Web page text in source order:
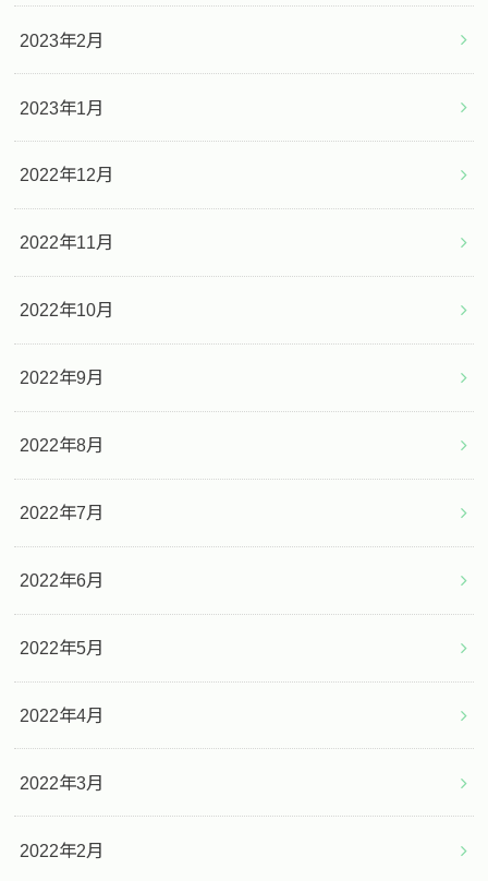
2023年2月
2023年1月
2022年12月
2022年11月
2022年10月
2022年9月
2022年8月
2022年7月
2022年6月
2022年5月
2022年4月
2022年3月
2022年2月